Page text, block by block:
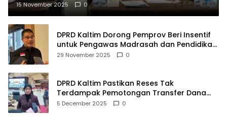
15 November 2025 0
DPRD Kaltim Dorong Pemprov Beri Insentif
untuk Pengawas Madrasah dan Pendidikan
Agama
29 November 2025 0
DPRD Kaltim Pastikan Reses Tak
Terdampak Pemotongan Transfer Dana
Pusat
5 December 2025 0